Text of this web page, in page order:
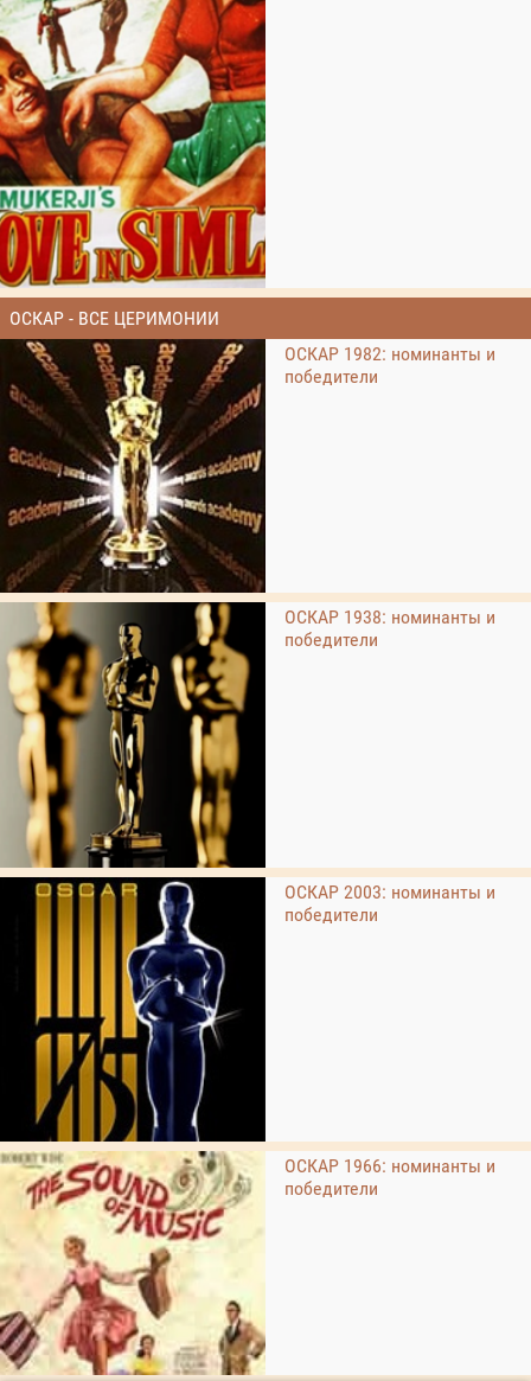
ОСКАР - ВСЕ ЦЕРИМОНИИ
ОСКАР 1982: номинанты и
победители
ОСКАР 1938: номинанты и
победители
ОСКАР 2003: номинанты и
победители
ОСКАР 1966: номинанты и
победители